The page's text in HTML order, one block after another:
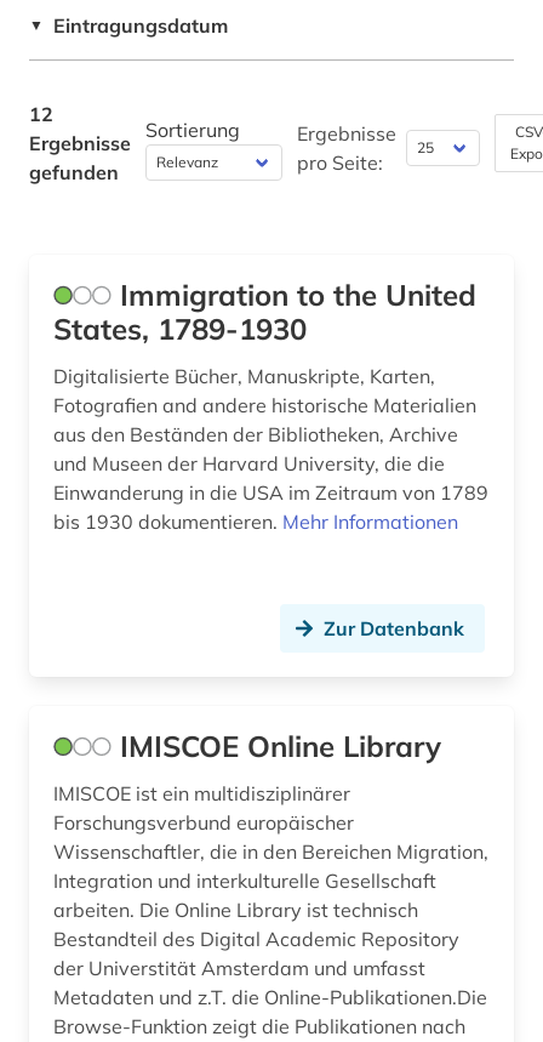
Technik (0)
Fertigungstechnik (0)
politik (1)
saint croix (1)
schweden (1)
sklaverei (1)
südamerika (1)
teilhabe (1)
zuwanderung (1)
▼ Eintragungsdatum
12
Ergebnisse
gefunden
Sortierung
Ergebnisse
pro Seite:
Immigration to the United
States, 1789-1930
Digitalisierte Bücher, Manuskripte, Karten,
Fotografien and andere historische Materialien
aus den Beständen der Bibliotheken, Archive
und Museen der Harvard University, die die
Einwanderung in die USA im Zeitraum von 1789
bis 1930 dokumentieren. Mehr Informationen
Zur Datenbank
IMISCOE Online Library
IMISCOE ist ein multidisziplinärer
Forschungsverbund europäischer
Wissenschaftler, die in den Bereichen Migration,
Integration und interkulturelle Gesellschaft
arbeiten. Die Online Library ist technisch
Bestandteil des Digital Academic Repository
der Universtität Amsterdam und umfasst
Metadaten und z.T. die Online-Publikationen.Die
Browse-Funktion zeigt die Publikationen nach